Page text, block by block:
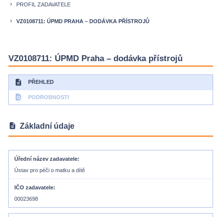
keyboard_arrow_right PROFIL ZADAVATELE
keyboard_arrow_right VZ0108711: ÚPMD PRAHA – DODÁVKA PŘÍSTROJŮ
VZ0108711: ÚPMD Praha – dodávka přístrojů
description PŘEHLED
find_in_page PODROBNOSTI
description Základní údaje
Úřední název zadavatele
Ústav pro péči o matku a dítě
IČO zadavatele
00023698